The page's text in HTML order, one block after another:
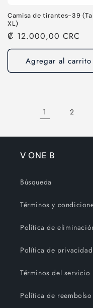
Camisa de tirantes-39
XL)
Precio
habitual
₡ 12.000,00 CRC
Agregar al carrito
1 2
V ONE B
Búsqueda
Términos y
Política de
Política de privacidad
Términos del servicio
Política de reembolso